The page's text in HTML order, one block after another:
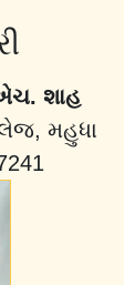
શાહ
મહુધા